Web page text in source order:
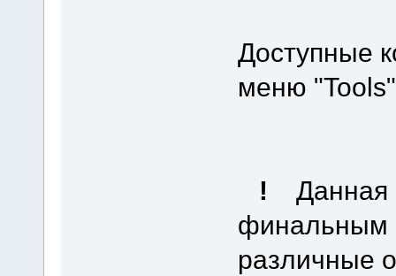
Доступные
меню
!
Данная
финальным
различные